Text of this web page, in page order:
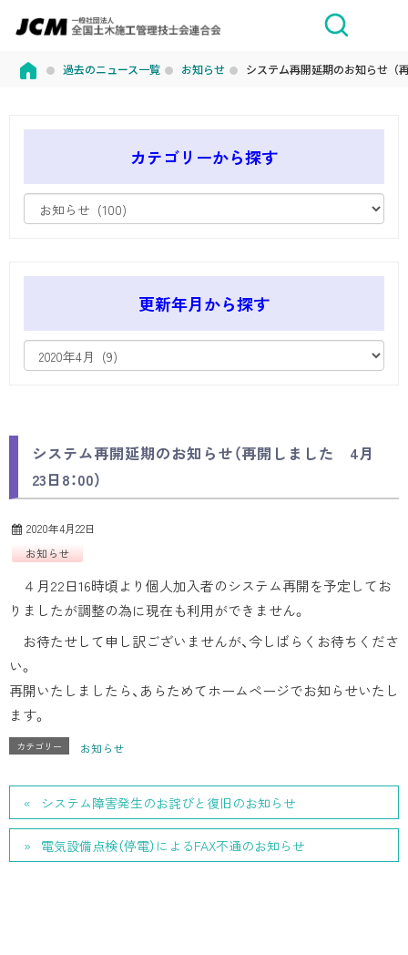
過去のニュース一覧 お知らせ システム再開延期のお知らせ
カテゴリーから探す
更新年月から探す
システム再開延期のお知らせ（再開しました 4月
23日8：00）
2020年4月22日
お知らせ
４月22日16時頃より個人加入者のシステム再開を予定してお
りましたが調整の為に現在も利用ができません。
お待たせして申し訳ございませんが、今しばらくお待ちくださ
い。
再開いたしましたら、あらためてホームページでお知らせいたし
ます。
カテゴリー お知らせ
システム障害発生のお詫びと復旧のお知らせ
電気設備点検（停電）によるFAX不通のお知らせ